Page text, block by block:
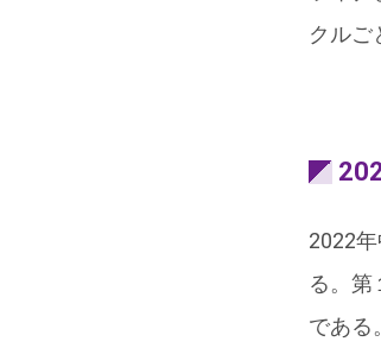
クルご
2022
る。第
である